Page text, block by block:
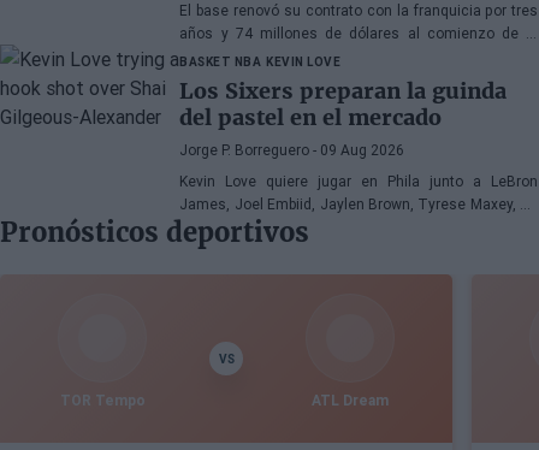
El base renovó su contrato con la franquicia por tres
años y 74 millones de dólares al comienzo de la
pretemporada y afronta el nuevo curso con confianza
BASKET NBA KEVIN LOVE
Los Sixers preparan la guinda
del pastel en el mercado
Jorge P. Borreguero - 09 Aug 2026
Kevin Love quiere jugar en Phila junto a LeBron
James, Joel Embiid, Jaylen Brown, Tyrese Maxey, VJ
Edgecombe, Anfernee Simons y compañía
Pronósticos deportivos
TOR Tempo
VS
ATL Dream